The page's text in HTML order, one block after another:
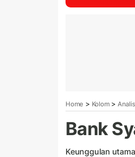
Home > Kolom>
Bank
Keunggulan